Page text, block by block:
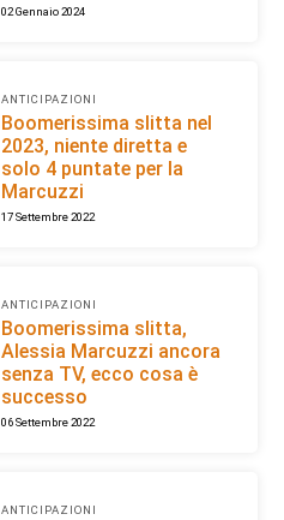
02 Gennaio 2024
ANTICIPAZIONI
Boomerissima slitta nel
2023, niente diretta e
solo 4 puntate per la
Marcuzzi
17 Settembre 2022
ANTICIPAZIONI
Boomerissima slitta,
Alessia Marcuzzi ancora
senza TV, ecco cosa è
successo
06 Settembre 2022
ANTICIPAZIONI